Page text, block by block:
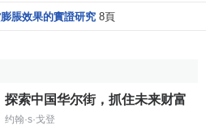
億元
疆自治區轄內41個縣（市）農村
致力於我國經濟發展結構失衡問
行會造成貨幣供給的增加，這
脹效果的實證研究 8頁
探索中国华尔街，抓住未来财富
约翰·s·戈登